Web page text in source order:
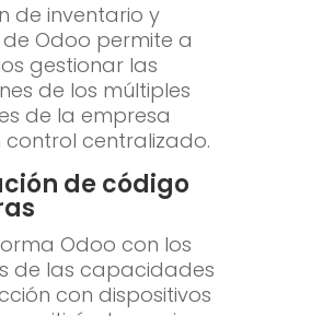
de inventario y
Odoo permite a
gestionar las
de los múltiples
de la empresa
control centralizado.
de código
Odoo con los
de las capacidades
con dispositivos